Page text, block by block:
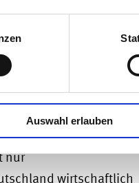
Auswahl erlauben
Punkten noch Jahre
allein an den
und Einkünfte, die in
oder
nur
wirtschaftlich